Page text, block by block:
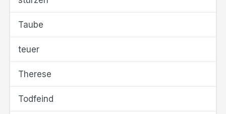
Taube
teuer
Therese
Todfeind